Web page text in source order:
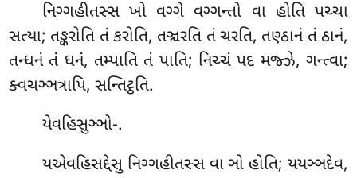
નિગ્ગહીતસ્સ ખો વગ્ગે વગ્ગન્તો વા હોતિ પચ્ચા
સત્યા; તઙ્કરોતિ તં કરોતિ, તઞ્ચરતિ તં ચરતિ, તણ્ઠાનં તં ઠાનં,
તન્ધનં તં ધનં, તમ્પાતિ તં પાતિ; નિચ્ચં પદ મજ્ઝે, ગન્ત્વા;
ક્વચઞ્ઞત્રાપિ, સન્તિટ્ઠતિ.
યેવહિસુઞ્ઞો-.
યએવહિસદ્દેસુ નિગ્ગહીતસ્સ વા ઞો હોતિ; યયઞ્ઞદેવ,